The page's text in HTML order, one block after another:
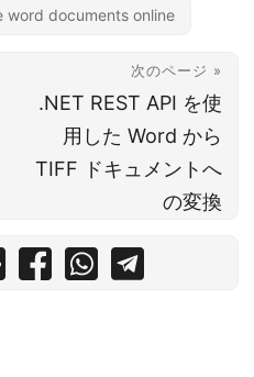
word documents online
次のページ »
.NET REST API を使
用した Word から
TIFF ドキュメントへ
の変換